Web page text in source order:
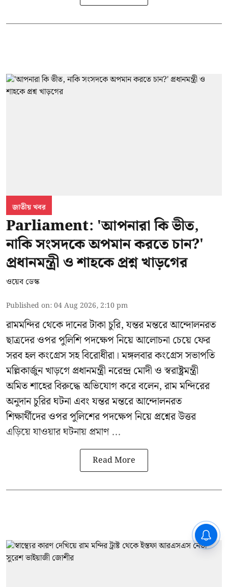
জাতীয় খবর
Parliament: 'আপনারা কি ভীত,
নাকি সংসদকে অপমান করতে চান?'
প্রধানমন্ত্রী ও শাহকে প্রশ্ন খাড়গের
ওয়েব ডেস্ক
Published on:04 Aug 2026, 2:10 pm
রামমন্দির থেকে দানের টাকা চুরি, যন্তর মন্তরে আন্দোলনরত
ছাত্রদের ওপর পুলিশি পদক্ষেপ নিয়ে আলোচনা চেয়ে ফের
সরব হল কংগ্রেস সহ বিরোধীরা। মঙ্গলবার কংগ্রেস সভাপতি
মল্লিকার্জুন খাড়গে প্রধানমন্ত্রী নরেন্দ্র মোদী ও স্বরাষ্ট্রমন্ত্রী
অমিত শাহের বিরুদ্ধে অভিযোগ করে বলেন, রাম মন্দিরের
অনুদান চুরির ঘটনা এবং যন্তর মন্তরে আন্দোলনরত
শিক্ষার্থীদের ওপর পুলিশের পদক্ষেপ নিয়ে প্রশ্নের উত্তর
এড়িয়ে যাওয়ার ঘটনায় প্রমাণ ...
Read More
ভোট ঘোষণার প্রতিবাদ - আদালতের
দ্বারস্থ হবে সিপিআইএম